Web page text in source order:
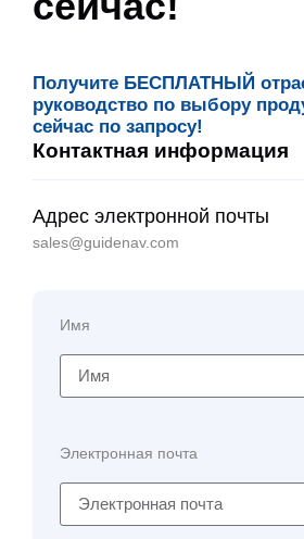
Получите БЕСПЛАТНЫЙ
руководство по выбору
сейчас по запросу!
Контактная информация
Адрес электронной почты
sales@guidenav.com
Имя
Электронная почта